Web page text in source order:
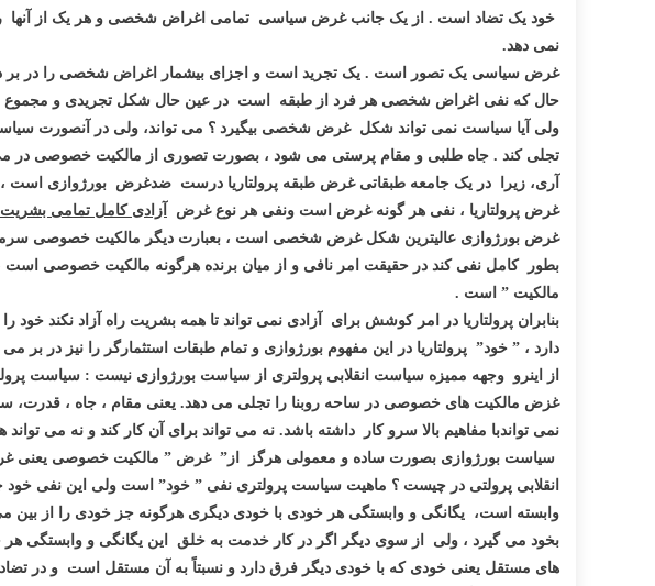
خود یک تضاد است . از یک جانب غرض سیاسی تمامی اغراض شخصی و هر یک از آنها
نمی دهد.
غرض سیاسی یک تصور است . یک تجرید است و اجزای بیشمار اغراض شخصی را در بر
حال که نفی اغراض شخصی هر فرد از طبقه است در عین حال شکل تجریدی و مجموع
ولی آیا سیاست نمی تواند شکل غرض شخصی بیگیرد ؟ می تواند، ولی در آنصورت
تجلی کند . جاه طلبی و مقام پرستی می شود ، بصورت تصوری از مالکیت خصوصی در
آری، زیرا در یک جامعه طبقاتی غرض طبقه پرولتاریا درست ضدغرض بورژوازی است
غرض پرولتاریا ، نفی هر گونه غرض است ونفی هر نوع غرض
آزادی کامل تمامی
غرض بورژوازی عالیترین شکل غرض شخصی است ، بعبارت دیگر مالکیت خصوصی
بطور کامل نفی کند در حقیقت امر نافی و از میان برنده هرگونه مالکیت خصوصی
مالکیت ” است .
بنابران پرولتاریا در امر کوشش برای آزادی نمی تواند تا همه بشریت راه آزاد نکند خود
دارد ، ” خود” پرولتاریا در این مفهوم بورژوازی و تمام طبقات استثمارگر را نیز در بر می
از اینرو وجهه ممیزه سیاست انقلابی پرولتری از سیاست بورژوازی نیست :
غزض مالکیت های خصوصی در ساحه روبنا را تجلی می دهد. یعنی مقام ، جاه ،
نمی تواندبا مفاهیم بالا سرو کار داشته باشد. نه می تواند برای آن کار کند و نه
سیاست بورژوازی بصورت ساده و معمولی هرگز از” غرض ” مالکیت خصوصی یعنی
انقلابی پرولتی در چیست ؟ ماهیت سیاست پرولتری نفی ” خود” است ولی این نفی
وابسته است، یگانگی و وابستگی هر خودی با خودی دیگری هرگونه جز خودی را از
بخود می گیرد ، ولی از سوی دیگر اگر در کار خدمت به خلق این یگانگی و
های مستقل یعنی خودی که با خودی دیگر فرق دارد و نسبتاً به آن مستقل است و در